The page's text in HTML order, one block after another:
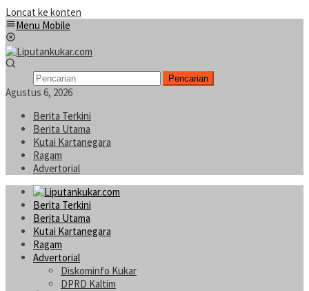
Loncat ke konten
Menu Mobile
Pencarian
Agustus 6, 2026
Berita Terkini
Berita Utama
Kutai Kartanegara
Ragam
Advertorial
Berita Terkini
Berita Utama
Kutai Kartanegara
Ragam
Advertorial
Diskominfo Kukar
DPRD Kaltim